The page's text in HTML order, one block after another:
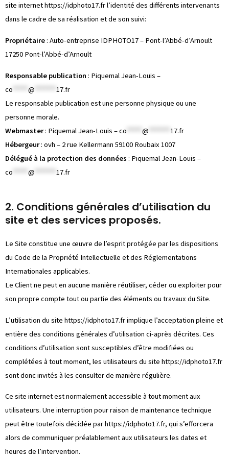
site internethttps://idphoto17.frl’identité des différents intervenants
dans le cadre de sa réalisation et de son suivi:
Propriétaire: Auto-entreprise IDPHOTO17 – Pont-l’Abbé-d’Arnoult
17250 Pont-l’Abbé-d’Arnoult
Responsable publication : Piquemal Jean-Louis –
co
@
17.fr
Le responsable publication est une personne physique ou une
personne morale.
Webmaster: Piquemal Jean-Louis –co @
17.fr
Hébergeur: ovh – 2 rue Kellermann 59100 Roubaix 1007
Délégué à la protection des données : Piquemal Jean-Louis –
co
@ 17.fr
2. Conditions générales d’utilisation du
site et des services proposés.
Le Site constitue une œuvre de l’esprit protégée par les dispositions
du Code de la Propriété Intellectuelle et des Réglementations
Internationales applicables.
Le Client ne peut en aucune manière réutiliser, céder ou exploiter pour
son propre compte tout ou partie des éléments ou travaux du Site.
L’utilisation du site https://idphoto17.frimplique l’acceptation pleine et
entière des conditions générales d’utilisation ci-après décrites. Ces
conditions d’utilisation sont susceptibles d’être modifiées ou
complétées à tout moment, les utilisateurs du site https://idphoto17.fr
sont donc invités à les consulter de manière régulière.
Ce site internet est normalement accessible à tout moment aux
utilisateurs. Une interruption pour raison de maintenance technique
peut être toutefois décidée parhttps://idphoto17.fr, qui s’efforcera
alors de communiquer préalablement aux utilisateurs les dates et
heures de l’intervention.